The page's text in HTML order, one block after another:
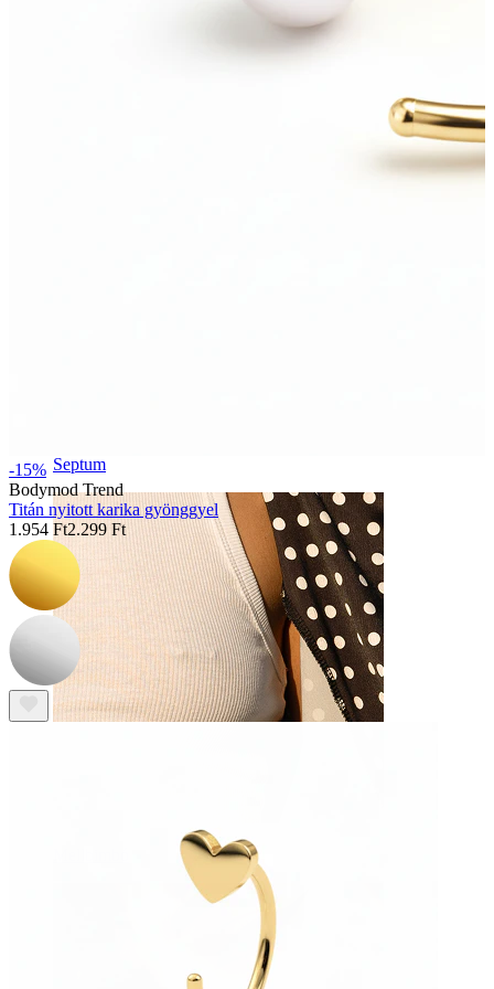
Septum
-15%
Bodymod Trend
Titán nyitott karika gyönggyel
1.954 Ft2.299 Ft